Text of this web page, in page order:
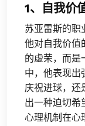
1、自我价
苏亚雷斯的职
他对自我价值
的虚荣，而是
中，他表现
庆祝进球，还
出一种迫切希
心理机制在心